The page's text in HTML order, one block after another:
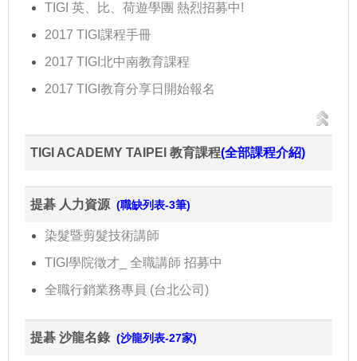
TIGI 英、比、荷遊學團 熱烈招募中!
2017 TIGI課程手冊
2017 TIGI北中南教育課程
2017 TIGI教育分享日開始報名
TIGI ACADEMY TAIPEI 教育課程(全部課程介紹)
提碁 人力資源 (職缺列表-3筆)
染髮暨剪髮技術講師
TIGI學院徵才_ 全職講師 招募中
全職行銷業務專員 (台北公司)
提碁 沙龍名錄 (沙龍列表-27家)